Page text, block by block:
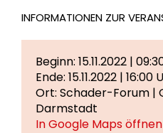
INFORMATIONEN ZUR
Beginn: 15.11.2022 |
Ende: 15.11.2022 | 16:00
Ort: Schader-Forum |
Darmstadt
In Google Maps öffnen